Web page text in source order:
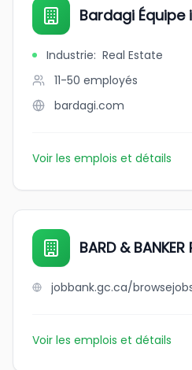
Bardagi Équipe
Industrie: Real Estate
11-50 employés
bardagi.com
Voir les emplois et détails
BARD & BANKER
Voir les emplois et détails